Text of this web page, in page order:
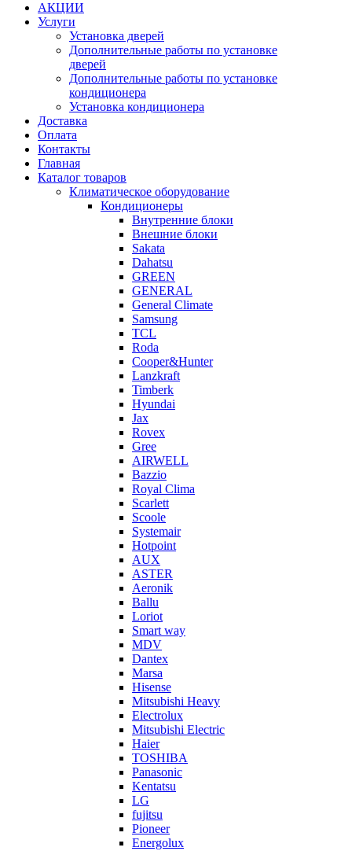
АКЦИИ
Услуги
Установка дверей
Дополнительные работы по установке
дверей
Дополнительные работы по установке
кондиционера
Установка кондиционера
Доставка
Оплата
Контакты
Главная
Каталог товаров
Климатическое оборудование
Кондиционеры
Внутренние блоки
Внешние блоки
Sakata
Dahatsu
GREEN
GENERAL
General Climate
Samsung
TCL
Roda
Cooper&Hunter
Lanzkraft
Timberk
Hyundai
Jax
Rovex
Gree
AIRWELL
Bazzio
Royal Clima
Scarlett
Scoole
Systemair
Hotpoint
AUX
ASTER
Aeronik
Ballu
Loriot
Smart way
MDV
Dantex
Marsa
Hisense
Mitsubishi Heavy
Electrolux
Mitsubishi Electric
Haier
TOSHIBA
Panasonic
Kentatsu
LG
fujitsu
Pioneer
Energolux